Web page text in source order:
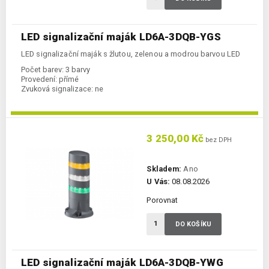
LED signalizační maják LD6A-3DQB-YGS
LED signalizační maják s žlutou, zelenou a modrou barvou LED
Počet barev: 3 barvy
Provedení: přímé
Zvuková signalizace: ne
LED signalizační maják LD6A-3DQB-YWG
3 250,00 Kč bez DPH
Skladem: Ano
U Vás: 08.08.2026
Porovnat
DO KOŠÍKU